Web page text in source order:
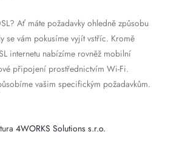
Ať máte požadavky ohledně způsobu
se vám pokusíme vyjít vstříc. Kromě
internetu nabízíme rovněž mobilní
připojení prostřednictvím Wi-Fi.
vašim specifickým požadavkům.
4WORKS Solutions s.r.o.